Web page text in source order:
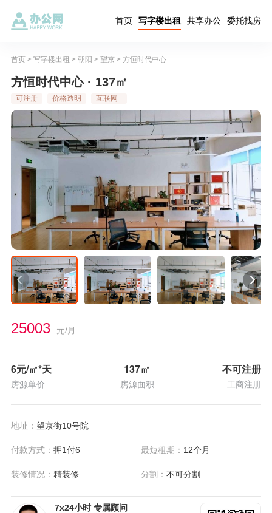
首页 写字楼出租 共享办公 委托找房
首页> 写字楼出租 > 朝阳 > 望京> 方恒时代中心
方恒时代中心 · 137㎡
可注册 价格透明 互联网+
25003 元/月
6元/㎡*天
房源单价
137㎡
房源面积
不可注册
工商注册
地址： 望京街10号院
付款方式： 押1付6 最短租期： 12个月
装修情况： 精装修 分割：不可分割
7x24小时 专属顾问